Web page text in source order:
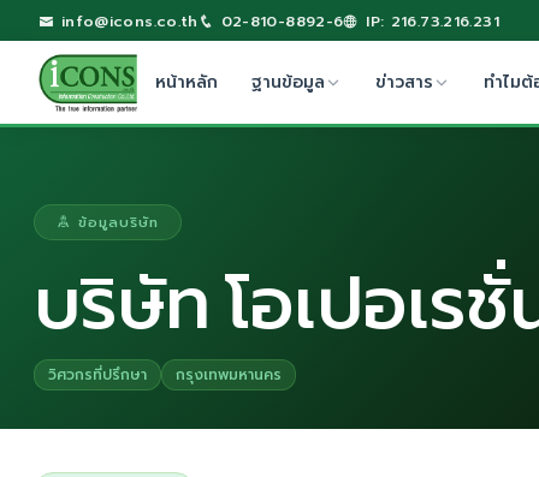
info@icons.co.th 02-810-8892-6 IP: 216.73.216.231
หน้าหลัก ฐานข้อมูล ข่าวสาร ทำไมต้
ข้อมูลบริษัท
บริษัท โอเปอเร
วิศวกรที่ปรึกษา กรุงเทพมหานคร